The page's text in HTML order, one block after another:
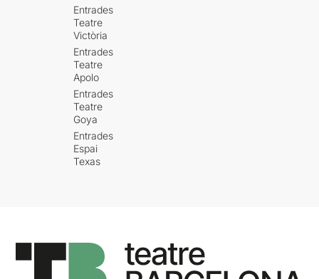
Entrades
Teatre
Victòria
Entrades
Teatre
Apolo
Entrades
Teatre
Goya
Entrades
Espai
Texas